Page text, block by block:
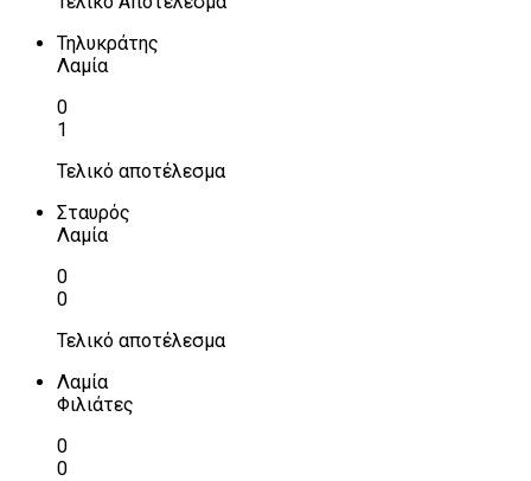
Τηλυκράτης
Λαμία
0
1
Τελικό αποτέλεσμα
Σταυρός
Λαμία
0
0
Τελικό αποτέλεσμα
Λαμία
Φιλιάτες
0
0